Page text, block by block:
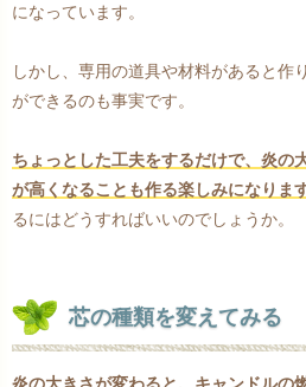
になっています。
しかし、専用の道具や材料があると作
ができるのも事実です。
ちょっとした工夫をするだけで、炎の
が高くなることも作る楽しみになります
るにはどうすればいいのでしょうか。
芯の種類を変えてみる
炎の大きさが変わると、キャンドルの